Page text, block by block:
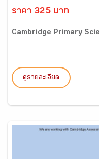
ราคา 325 บาท
Cambridge Primary
ดูรายละเอียด